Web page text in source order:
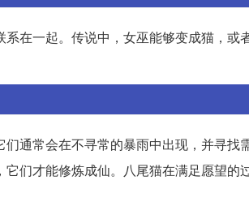
在一起。传说中，女巫能够变成猫，
通常会在不寻常的暴雨中出现，并寻
们才能修炼成仙。八尾猫在满足愿望